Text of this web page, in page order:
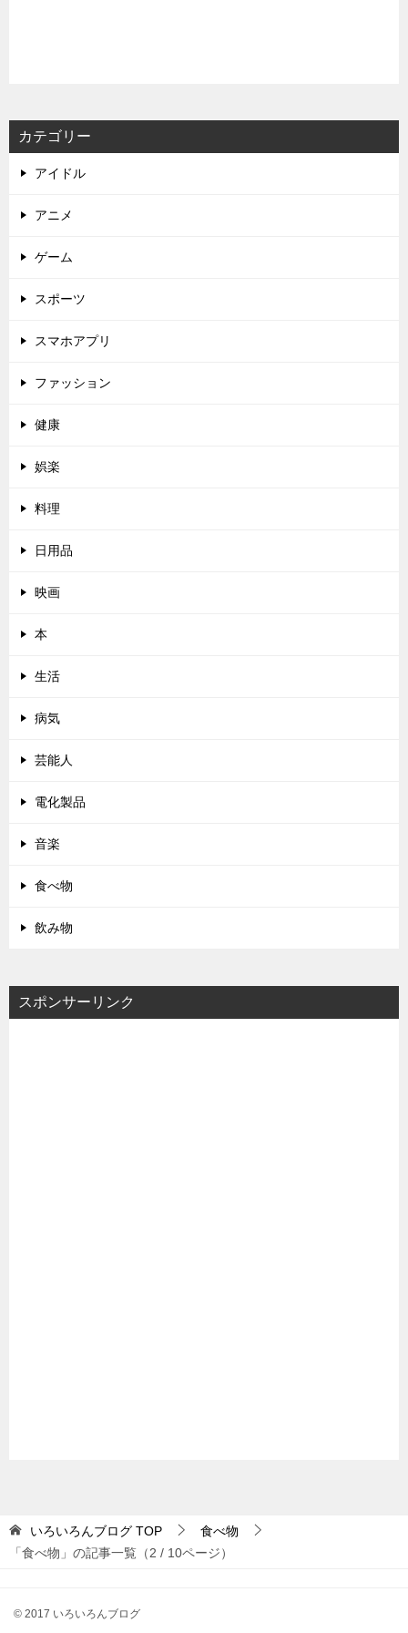
カテゴリー
アイドル
アニメ
ゲーム
スポーツ
スマホアプリ
ファッション
健康
娯楽
料理
日用品
映画
本
生活
病気
芸能人
電化製品
音楽
食べ物
飲み物
スポンサーリンク
いろいろんブログ TOP
食べ物
「食べ物」の記事一覧（2 / 10ページ）
© 2017 いろいろんブログ